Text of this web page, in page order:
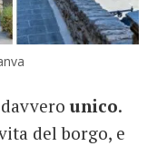
unico.
del borgo, e